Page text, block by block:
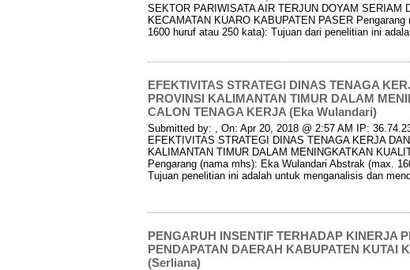
SEKTOR PARIWISATA AIR TERJUN DOYAM SERIAM
KECAMATAN KUARO KABUPATEN PASER
1600 huruf atau 250 kata): Tujuan dari penelitian ini
EFEKTIVITAS STRATEGI DINAS TENAGA
PROVINSI KALIMANTAN TIMUR DALAM
CALON TENAGA KERJA (Eka Wulandari)
Submitted by: , On: Apr 20, 2018 @ 2:57 AM IP:
EFEKTIVITAS STRATEGI DINAS TENAGA KERJA
KALIMANTAN TIMUR DALAM MENINGKATKAN
Pengarang (nama mhs): Eka Wulandari Abstrak (max.
Tujuan penelitian ini adalah untuk menganalisis dan
PENGARUH INSENTIF TERHADAP KINERJA
PENDAPATAN DAERAH KABUPATEN KUTAI
(Serliana)